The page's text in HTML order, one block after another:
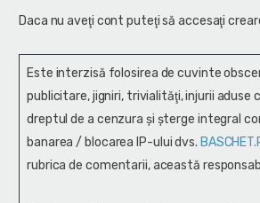
Daca nu aveţi cont puteţi să accesaţi
Este interzisă folosirea de cuvinte
publicitare, jigniri, trivialităţi, injurii
dreptul de a cenzura și şterge integral
banarea / blocarea IP-ului dvs.
rubrica de comentarii, această